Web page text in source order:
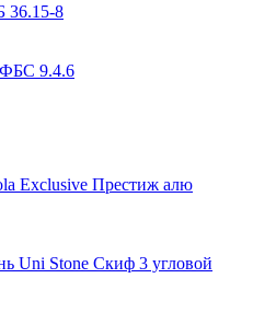
36.15-8
9.4.6
Exclusive Престиж алю
Uni Stone Скиф 3 угловой